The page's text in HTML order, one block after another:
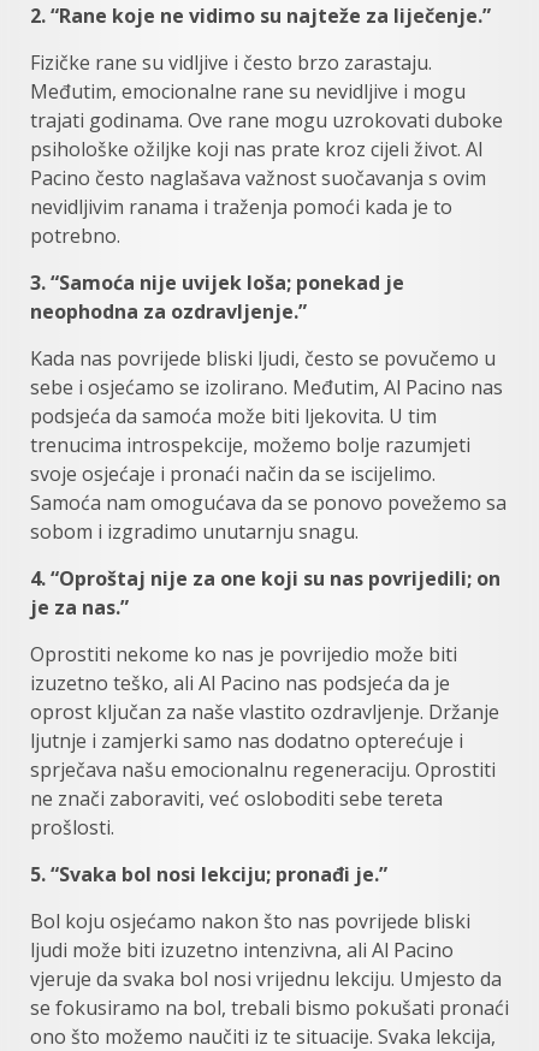
2. “Rane koje ne vidimo su najteže za liječenje.”
Fizičke rane su vidljive i često brzo zarastaju.
Međutim, emocionalne rane su nevidljive i mogu
trajati godinama. Ove rane mogu uzrokovati duboke
psihološke ožiljke koji nas prate kroz cijeli život. Al
Pacino često naglašava važnost suočavanja s ovim
nevidljivim ranama i traženja pomoći kada je to
potrebno.
3. “Samoća nije uvijek loša; ponekad je
neophodna za ozdravljenje.”
Kada nas povrijede bliski ljudi, često se povučemo u
sebe i osjećamo se izolirano. Međutim, Al Pacino nas
podsjeća da samoća može biti ljekovita. U tim
trenucima introspekcije, možemo bolje razumjeti
svoje osjećaje i pronaći način da se iscijelimo.
Samoća nam omogućava da se ponovo povežemo sa
sobom i izgradimo unutarnju snagu.
4. “Oproštaj nije za one koji su nas povrijedili; on
je za nas.”
Oprostiti nekome ko nas je povrijedio može biti
izuzetno teško, ali Al Pacino nas podsjeća da je
oprost ključan za naše vlastito ozdravljenje. Držanje
ljutnje i zamjerki samo nas dodatno opterećuje i
sprječava našu emocionalnu regeneraciju. Oprostiti
ne znači zaboraviti, već osloboditi sebe tereta
prošlosti.
5. “Svaka bol nosi lekciju; pronađi je.”
Bol koju osjećamo nakon što nas povrijede bliski
ljudi može biti izuzetno intenzivna, ali Al Pacino
vjeruje da svaka bol nosi vrijednu lekciju. Umjesto da
se fokusiramo na bol, trebali bismo pokušati pronaći
ono što možemo naučiti iz te situacije. Svaka lekcija,